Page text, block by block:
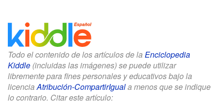
Todo el contenido de los artículos de la Enciclopedia
Kiddle (incluidas las imágenes) se puede utilizar
libremente para fines personales y educativos bajo la
licenciaAtribución-CompartirIguala menos que se indique
lo contrario. Citar este artículo: